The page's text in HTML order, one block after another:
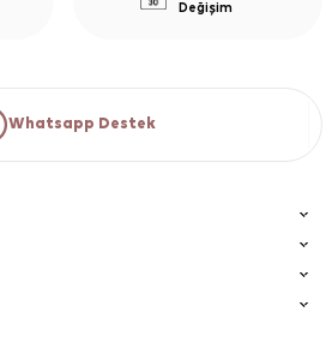
Değişim
Whatsapp Destek